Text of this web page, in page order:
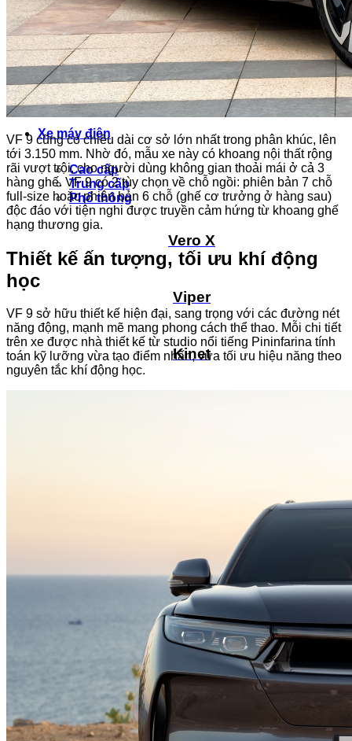
Limo Green
EC Van
Xe máy điện
Cao cấp
Trung cấp
Phổ thông
Vero X
Viper
Kinet
Evo
Evo Lite
Evo Grand
VF 9 cũng có chiều dài cơ sở lớn nhất trong phân khúc, lên
tới 3.150 mm. Nhờ đó, mẫu xe này có khoang nội thất rộng
rãi vượt trội, cho người dùng không gian thoải mái ở cả 3
hàng ghế. VF 9 có 2 tùy chọn về chỗ ngồi: phiên bản 7 chỗ
full-size hoặc phiên bản 6 chỗ (ghế cơ trưởng ở hàng sau)
độc đáo với tiện nghi được truyền cảm hứng từ khoang ghế
hạng thương gia.
Thiết kế ấn tượng, tối ưu khí động
học
VF 9 sở hữu thiết kế hiện đại, sang trọng với các đường nét
năng động, mạnh mẽ mang phong cách thể thao. Mỗi chi tiết
trên xe được nhà thiết kế từ studio nổi tiếng Pininfarina tính
toán kỹ lưỡng vừa tạo điểm nhấn, vừa tối ưu hiệu năng theo
nguyên tắc khí động học.